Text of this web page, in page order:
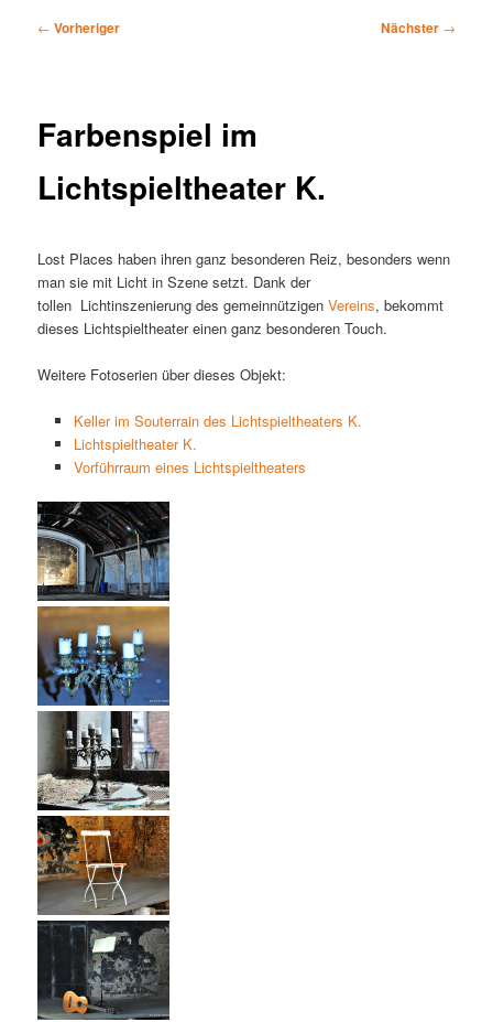
Beitragsnavigation
← Vorheriger Nächster →
Farbenspiel im
Lichtspieltheater K.
Lost Places haben ihren ganz besonderen Reiz, besonders wenn
man sie mit Licht in Szene setzt. Dank der
tollen Lichtinszenierung des gemeinnützigenVereins, bekommt
dieses Lichtspieltheater einen ganz besonderen Touch.
Weitere Fotoserien über dieses Objekt:
Keller im Souterrain des Lichtspieltheaters K.
Lichtspieltheater K.
Vorführraum eines Lichtspieltheaters